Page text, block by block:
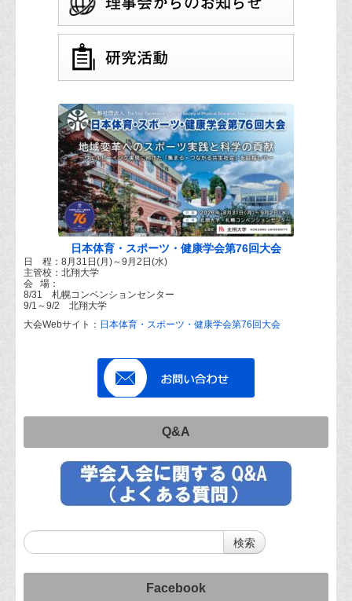
日本体育・スポーツ・健康学会第76回大会
日 程：8月31日(月)～9月2日(水)
主管校：北翔大学
会 場：
8/31 札幌コンベンションセンター
9/1～9/2 北翔大学
大会Webサイト： 日本体育・スポーツ・健康学会第76回大会
Q&A
Facebook